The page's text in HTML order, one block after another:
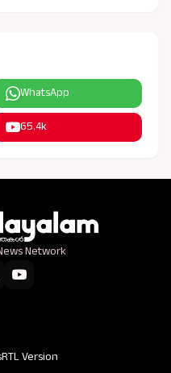
WhatsApp
65.4k
Network
RTL Version